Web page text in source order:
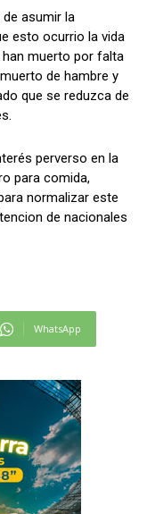
asumir la
esto ocurrio la vida
muerto por falta
de hambre y
que se reduzca de
perverso en la
para comida,
normalizar este
de nacionales
WhatsApp